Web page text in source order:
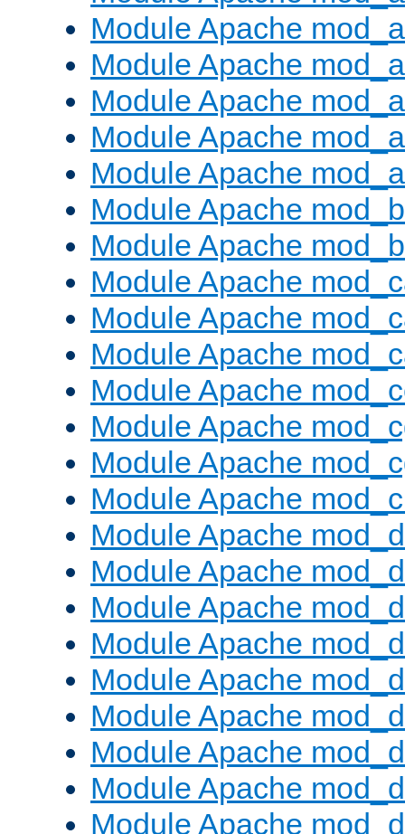
Module Apache
Module Apache
Module Apache
Module Apache
Module Apache
Module Apache
Module Apache
Module Apache
Module Apache
Module Apache
Module Apache
Module Apache
Module Apache
Module Apache
Module Apache
Module Apache
Module Apache
Module Apache
Module Apache
Module Apache
Module Apache
Module Apache
Module Apache